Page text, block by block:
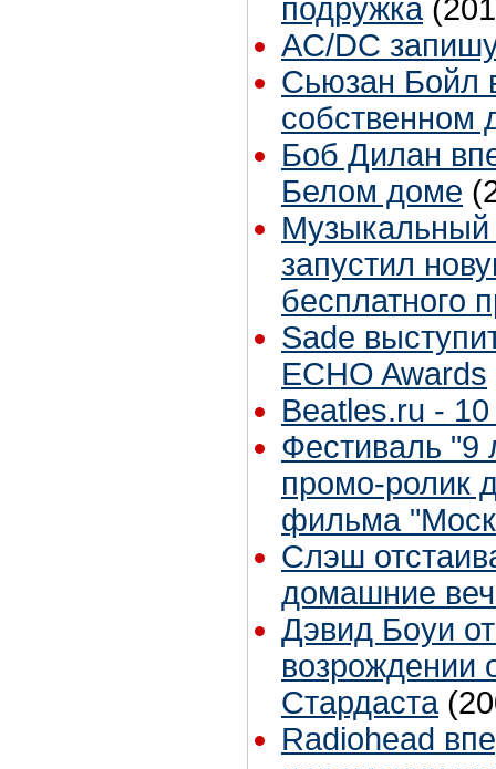
подружка
AC/DC
Сьюзан Бойл
собственном
Боб Дилан
Белом доме
Музыкальный
запустил
бесплатного
Sade
ECHO Awards
Beatles.ru - 10
Фестиваль "9
промо-ролик
фильма
Слэш
домашние
Дэвид Боуи
возрождении
Стардаста
Radiohead